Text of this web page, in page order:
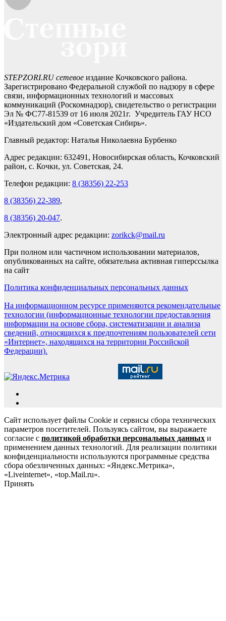
STEPZORI.RU сетевое издание Кочковского района.
Зарегистрировано Федеральной службой по надзору в сфере
связи, информационных технологий и массовых
коммуникаций (Роскомнадзор), свидетельство о регистрации
Эл № ФС77-81539 от 16 июля 2021г. Учредитель ГАУ НСО
«Издательский дом «Советская Сибирь».
Главный редактор: Наталья Николаевна Бурбенко
Адрес редакции: 632491, Новосибирская область, Кочковский
район, с. Кочки, ул. Советская, 24.
Телефон редакции: 8 (38356) 22-253
8 (38356) 22-389,
8 (38356) 20-047.
Электронный адрес редакции: zorikck@mail.ru
При полном или частичном использовании материалов,
опубликованных на сайте, обязательна активная гиперссылка
на сайт
Политика конфиденциальных персональных данных
На информационном ресурсе применяются рекомендательные
технологии (информационные технологии предоставления
информации на основе сбора, систематизации и анализа
сведений, относящихся к предпочтениям пользователей сети
«Интернет», находящихся на территории Российской
Федерации).
Сайт использует файлы Cookie и сервисы сбора технических
параметров посетителей. Пользуясь сайтом, вы выражаете
согласие с политикой обработки персональных данных и
применением данных технологий. Для реализации политики
конфиденциальности используются программные средства
сбора обезличенных данных: «Яндекс.Метрика»,
«Liveinternet», «top.Mail.ru».
Принять